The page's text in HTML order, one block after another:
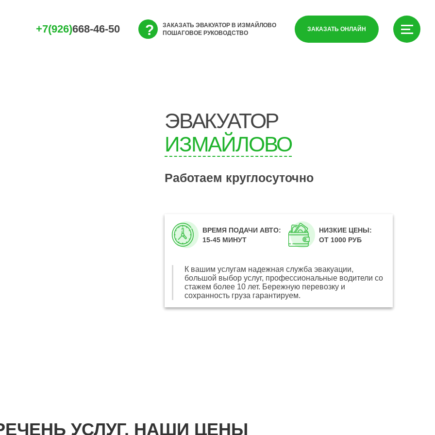
+7(926)668-46-50 ?
ЗАКАЗАТЬ ЭВАКУАТОР В ИЗМАЙЛОВО
ПОШАГОВОЕ РУКОВОДСТВО
ЗАКАЗАТЬ ОНЛАЙН
ЭВАКУАТОР
ИЗМАЙЛОВО
Работаем круглосуточно
ВРЕМЯ ПОДАЧИ АВТО:
15-45 МИНУТ
НИЗКИЕ ЦЕНЫ:
ОТ 1000 РУБ
К вашим услугам надежная служба эвакуации,
большой выбор услуг, профессиональные водители со
стажем более 10 лет. Бережную перевозку и
сохранность груза гарантируем.
УСЛУГ, НАШИ ЦЕНЫ